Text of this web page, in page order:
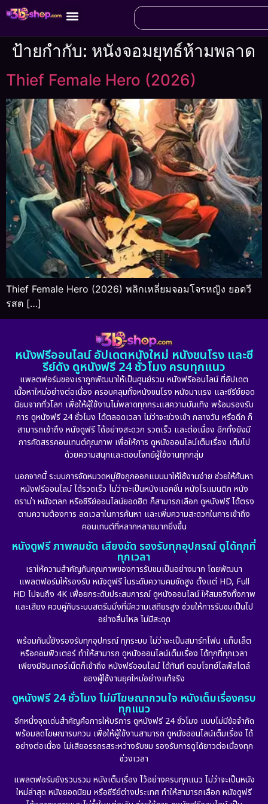
ป้ายกำกับ: หนังจอมยุทธ์ห้ามพลาด
Thief Female Hero (2026)
Thief Female Hero (2026) พลิกเหลี่ยมจอมโจรหญิง ยอดวี
รสต […]
หนังฟรีออนไลน์ อัปเดตหนังใหม่ หนังชนโรง และซี
รีย์ดัง ดูหนังฟรี 24 ชั่วโมง ครบทุกแนว
แพลตฟอร์มของเราถูกพัฒนาให้เป็นศูนย์รวม หนังฟรีออนไลน์ ที่อัปเดต
เนื้อหาใหม่อย่างต่อเนื่อง ครอบคลุมทั้งหนังชนโรง หนังมาแรง และซีรีย์ยอด
นิยมจากทั่วโลก เพื่อให้ผู้ใช้งานไม่พลาดทุกกระแสความบันเทิง พร้อมรองรับ
การ ดูหนังฟรี 24 ชั่วโมง ได้ตลอดเวลา ไม่ว่าจะช่วงเช้า กลางวัน หรือดึก ก็
สามารถเข้าถึง หนังดูฟรี ได้อย่างสะดวก รวดเร็ว และต่อเนื่อง อีกทั้งยังมี
การคัดสรรคอนเทนต์คุณภาพ เพื่อให้การ ดูหนังออนไลน์เต็มเรื่อง เต็มไป
ด้วยความสนุกและตอบโจทย์ผู้ใช้งานทุกกลุ่ม
นอกจากนี้ ระบบการจัดหมวดหมู่ยังถูกออกแบบมาให้ใช้งานง่าย ช่วยให้ค้นหา
หนังฟรีออนไลน์ ได้รวดเร็ว ไม่ว่าจะเป็นหนังแอคชั่น หนังโรแมนติก หนัง
ดราม่า หนังตลก หรือซีรีย์ออนไลน์ยอดฮิต ก็สามารถเลือก ดูหนังฟรี ได้ตรง
ตามความต้องการ ลดเวลาในการค้นหา และเพิ่มความสะดวกในการเข้าถึง
คอนเทนต์ที่หลากหลายมากยิ่งขึ้น
หนังดูฟรี ภาพคมชัด เสียงชัด รองรับทุกอุปกรณ์ ดูได้ทุกที่
ทุกเวลา
เราให้ความสำคัญกับคุณภาพของการรับชมเป็นอย่างมาก โดยพัฒนา
แพลตฟอร์มให้รองรับ หนังดูฟรี ในระดับความคมชัดสูง ตั้งแต่ HD, Full
HD ไปจนถึง 4K เพื่อยกระดับประสบการณ์ ดูหนังออนไลน์ ให้สมจริงทั้งภาพ
และเสียง ควบคู่กับระบบสตรีมมิ่งที่มีความเสถียรสูง ช่วยให้การรับชมเป็นไป
อย่างลื่นไหล ไม่มีสะดุด
พร้อมกันนี้ยังรองรับทุกอุปกรณ์ ทุกระบบ ไม่ว่าจะเป็นสมาร์ทโฟน แท็บเล็ต
หรือคอมพิวเตอร์ ทำให้สามารถ ดูหนังออนไลน์เต็มเรื่อง ได้ทุกที่ทุกเวลา
เพียงมีอินเทอร์เน็ตก็เข้าถึง หนังฟรีออนไลน์ ได้ทันที ตอบโจทย์ไลฟ์สไตล์
ของผู้ใช้งานยุคใหม่อย่างแท้จริง
ดูหนังฟรี 24 ชั่วโมง ไม่มีโฆษณากวนใจ หนังเต็มเรื่องครบ
ทุกแนว
อีกหนึ่งจุดเด่นสำคัญคือการให้บริการ ดูหนังฟรี 24 ชั่วโมง แบบไม่มีข้อจำกัด
พร้อมลดโฆษณารบกวน เพื่อให้ผู้ใช้งานสามารถ ดูหนังออนไลน์เต็มเรื่อง ได้
อย่างต่อเนื่อง ไม่เสียอรรถรสระหว่างรับชม รองรับการดูได้ยาวต่อเนื่องทุก
ช่วงเวลา
แพลตฟอร์มยังรวบรวม หนังเต็มเรื่อง ไว้อย่างครบทุกแนว ไม่ว่าจะเป็นหนัง
ใหม่ล่าสุด หนังยอดนิยม หรือซีรีย์ต่างประเทศ ทำให้สามารถเลือก หนังดูฟรี